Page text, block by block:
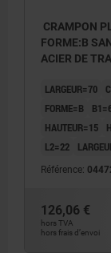
CRAMPON
FORME:B
ACIER DE
LARGEUR=70
FORME=B
HAUTEUR=15
L2=22
Référence:
126,06 €
hors TVA
hors frais d’envoi